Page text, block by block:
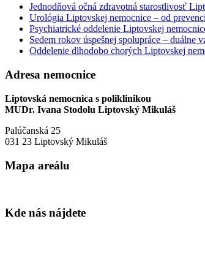
Jednodňová očná zdravotná starostlivosť
Urológia Liptovskej nemocnice – od
Psychiatrické oddelenie Liptovskej
Sedem rokov úspešnej spolupráce – duálne
Oddelenie dlhodobo chorých Liptovskej
Adresa nemocnice
Liptovská nemocnica s poliklinikou
MUDr. Ivana Stodolu Liptovský Mikuláš
Palúčanská 25
031 23 Liptovský Mikuláš
Mapa areálu
Kde nás nájdete